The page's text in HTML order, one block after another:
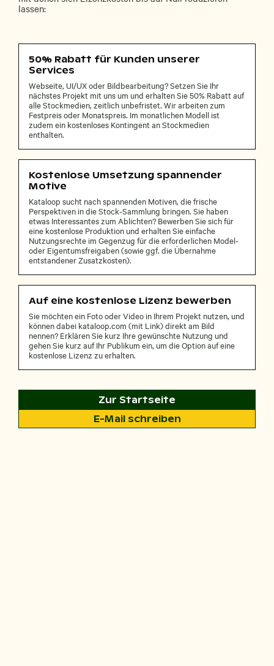
lassen:
50% Rabatt für Kunden unserer
Services
Webseite, UI/UX oder Bildbearbeitung? Setzen Sie Ihr
nächstes Projekt mit uns um und erhalten Sie 50% Rabatt auf
alle Stockmedien, zeitlich unbefristet. Wir arbeiten zum
Festpreis oder Monatspreis. Im monatlichen Modell ist
zudem ein kostenloses Kontingent an Stockmedien
enthalten.
Kostenlose Umsetzung spannender
Motive
Kataloop sucht nach spannenden Motiven, die frische
Perspektiven in die Stock-Sammlung bringen. Sie haben
etwas Interessantes zum Ablichten? Bewerben Sie sich für
eine kostenlose Produktion und erhalten Sie einfache
Nutzungsrechte im Gegenzug für die erforderlichen Model-
oder Eigentumsfreigaben (sowie ggf. die Übernahme
entstandener Zusatzkosten).
Auf eine kostenlose Lizenz bewerben
Sie möchten ein Foto oder Video in Ihrem Projekt nutzen, und
können dabei kataloop.com (mit Link) direkt am Bild
nennen? Erklären Sie kurz Ihre gewünschte Nutzung und
gehen Sie kurz auf Ihr Publikum ein, um die Option auf eine
kostenlose Lizenz zu erhalten.
Zur Startseite
E-Mail schreiben